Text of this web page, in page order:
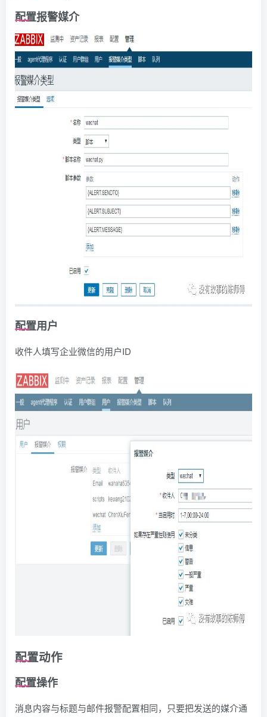
配置报警媒介
配置用户
收件人填写企业微信的用户ID
配置动作
配置操作
消息内容与标题与邮件报警配置相同，只要把发送的媒介通